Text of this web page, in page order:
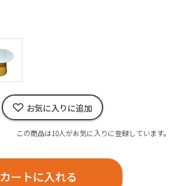
お気に入りに追加
この商品は10人がお気に入りに登録しています。
カートに入れる